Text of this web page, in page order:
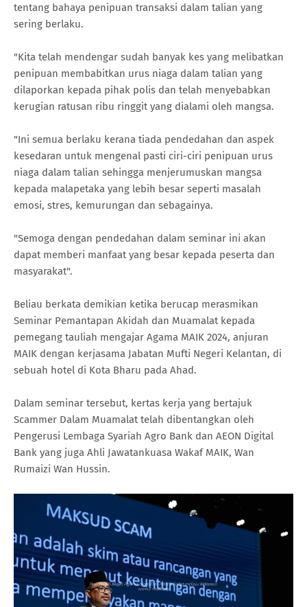
tentang bahaya penipuan transaksi dalam talian yang
sering berlaku.
"Kita telah mendengar sudah banyak kes yang melibatkan
penipuan membabitkan urus niaga dalam talian yang
dilaporkan kepada pihak polis dan telah menyebabkan
kerugian ratusan ribu ringgit yang dialami oleh mangsa.
"Ini semua berlaku kerana tiada pendedahan dan aspek
kesedaran untuk mengenal pasti ciri-ciri penipuan urus
niaga dalam talian sehingga menjerumuskan mangsa
kepada malapetaka yang lebih besar seperti masalah
emosi, stres, kemurungan dan sebagainya.
"Semoga dengan pendedahan dalam seminar ini akan
dapat memberi manfaat yang besar kepada peserta dan
masyarakat".
Beliau berkata demikian ketika berucap merasmikan
Seminar Pemantapan Akidah dan Muamalat kepada
pemegang tauliah mengajar Agama MAIK 2024, anjuran
MAIK dengan kerjasama Jabatan Mufti Negeri Kelantan, di
sebuah hotel di Kota Bharu pada Ahad.
Dalam seminar tersebut, kertas kerja yang bertajuk
Scammer Dalam Muamalat telah dibentangkan oleh
Pengerusi Lembaga Syariah Agro Bank dan AEON Digital
Bank yang juga Ahli Jawatankuasa Wakaf MAIK, Wan
Rumaizi Wan Hussin.